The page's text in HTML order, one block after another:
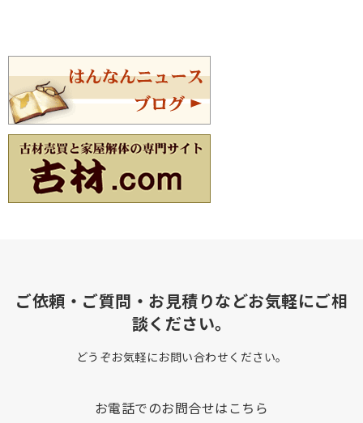
ご依頼・ご質問・お見積りなどお気軽にご相
談ください。
どうぞお気軽にお問い合わせください。
お電話でのお問合せはこちら